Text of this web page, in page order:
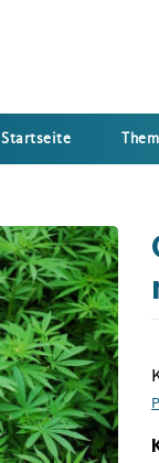
Startseite